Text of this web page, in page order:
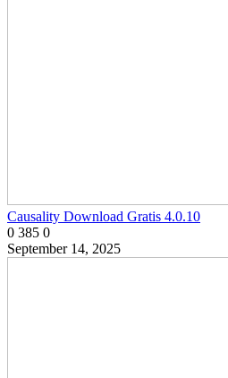
Causality Download Gratis 4.0.10
0 385 0
September 14, 2025